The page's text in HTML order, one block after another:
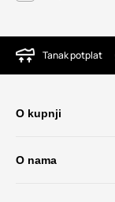
Tanak potplat
O kupnji
O nama